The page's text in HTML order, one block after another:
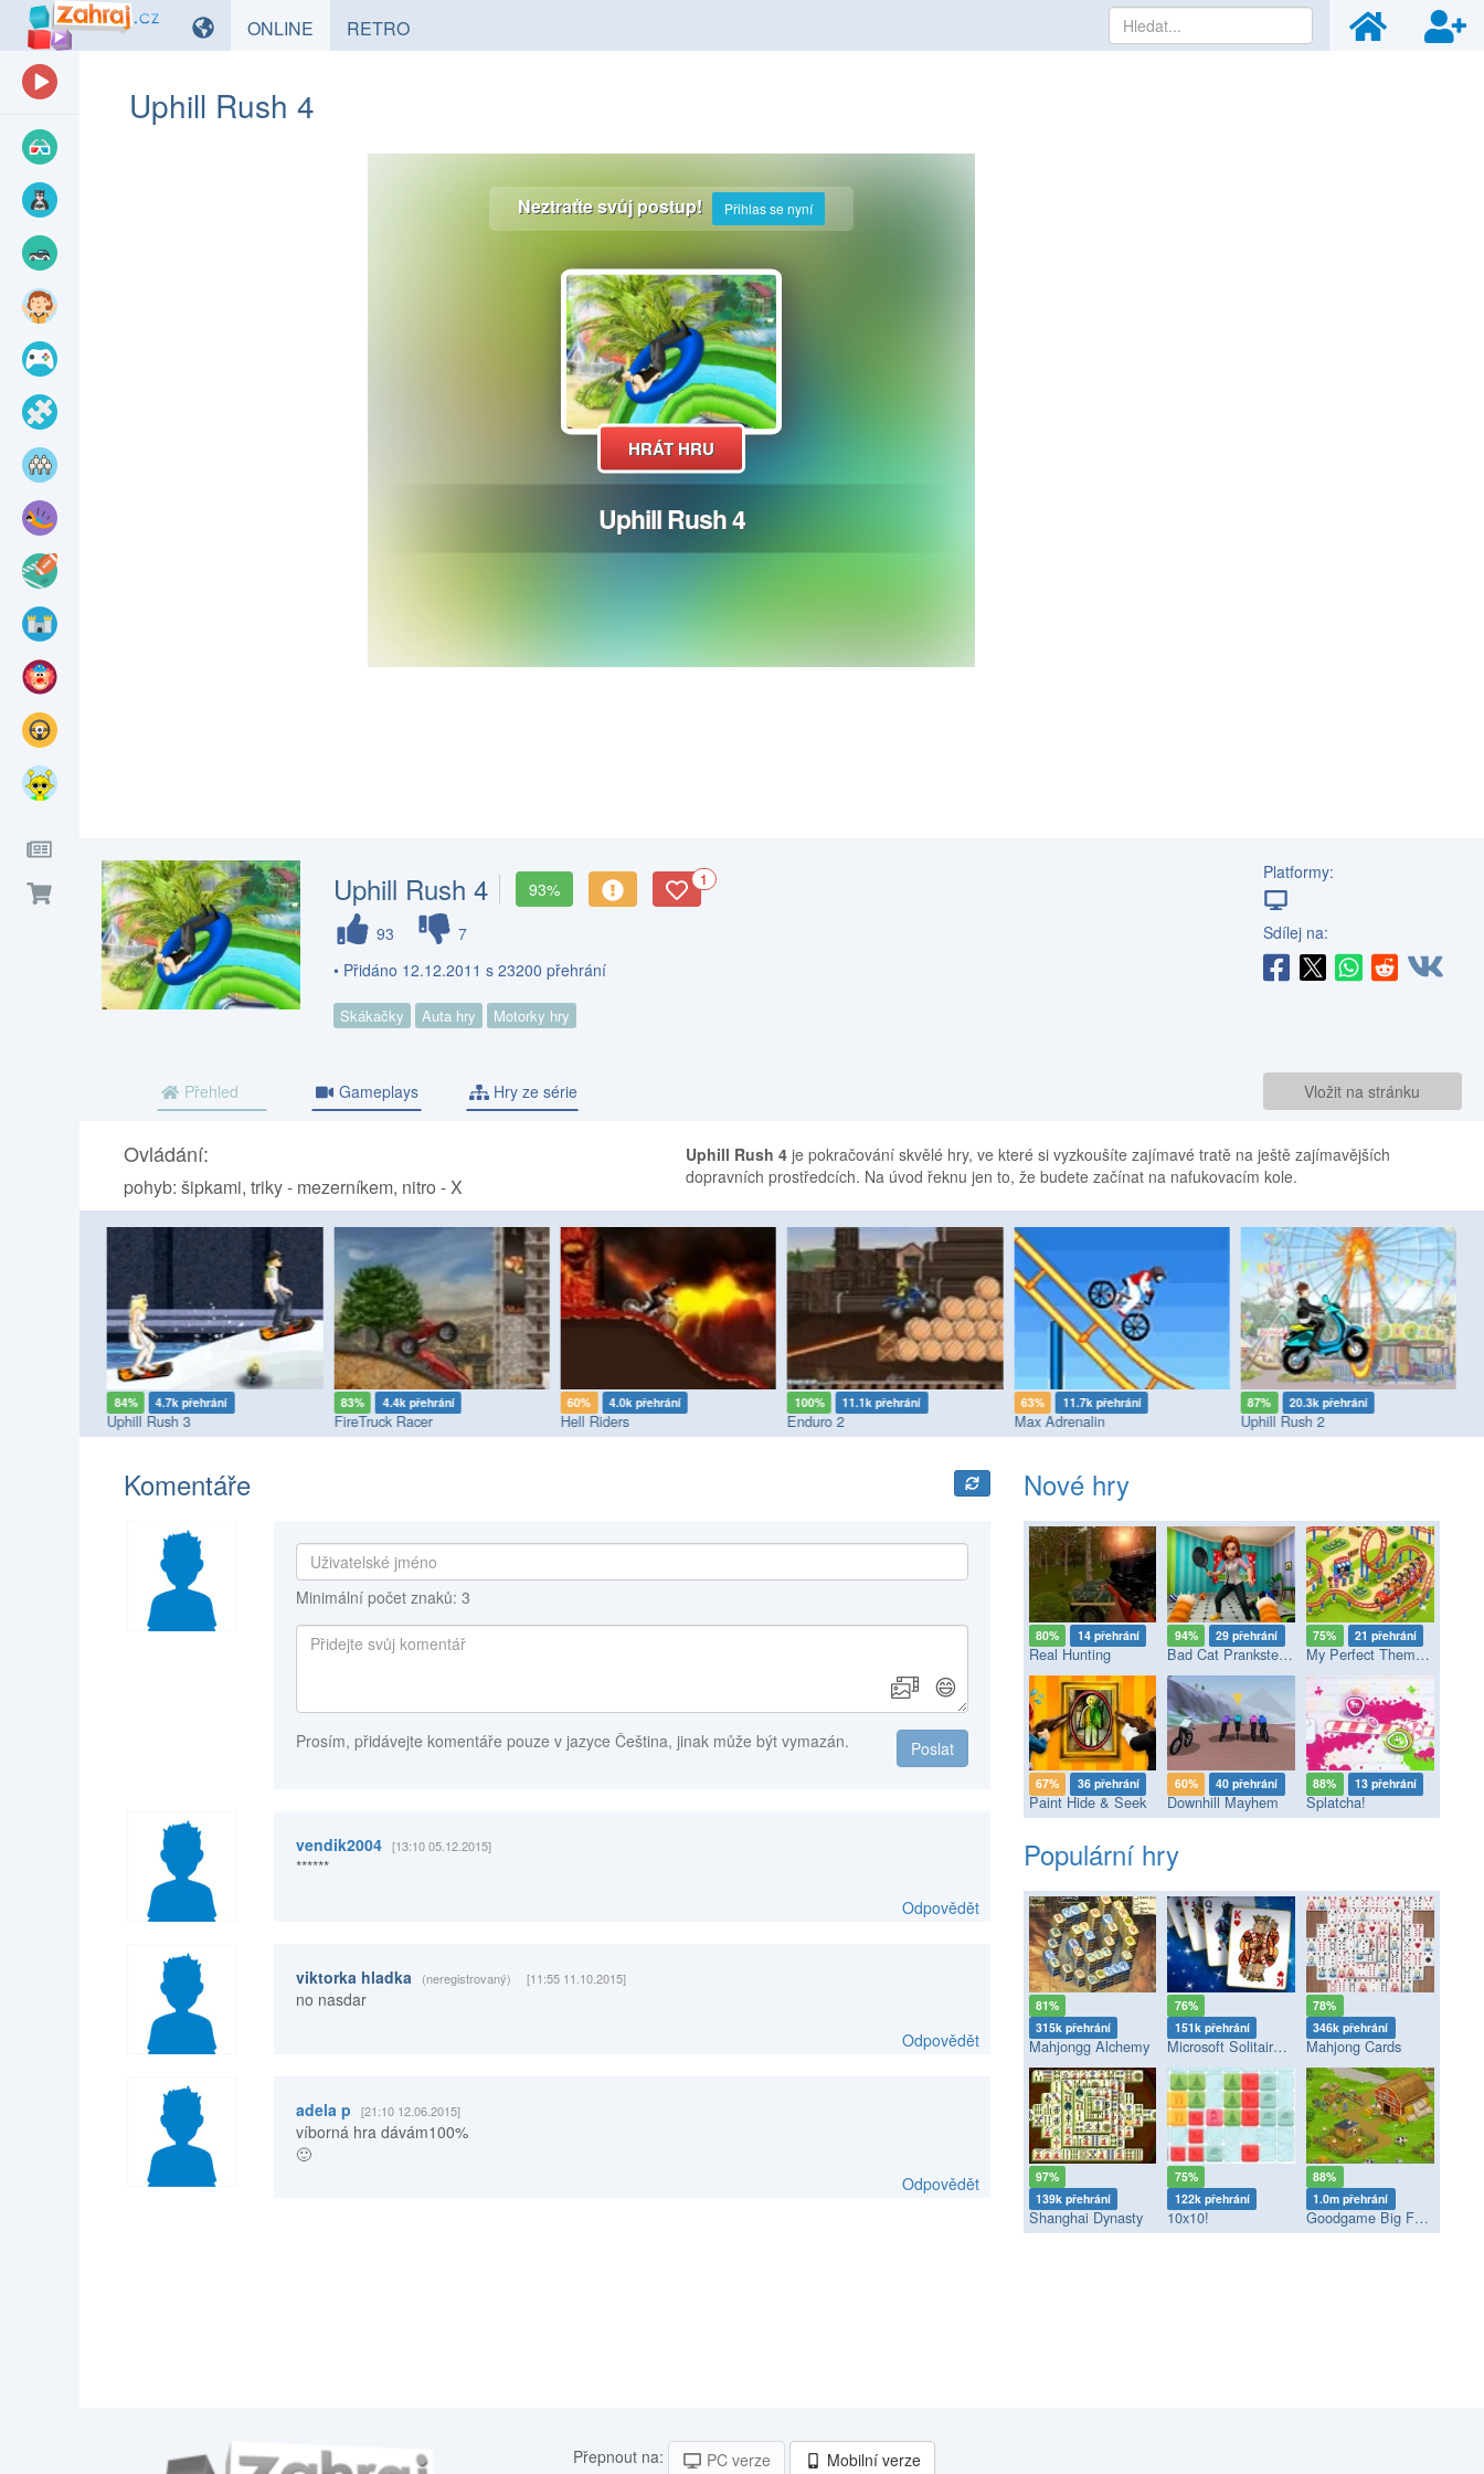
ONLINE HRYRETROHRY
Uphill Rush 4
Uphill Rush 4 93% 1
93
7
• Přidáno 12.12.2011 s 23200 přehrání
Skákačky Auta hry Motorky hry
Platformy:
Sdílej na:
Vložit na stránku
Přehled Gameplays Hry ze série
Ovládání:
pohyb: šipkami, triky - mezerníkem, nitro - X
Uphill Rush 4 je pokračování skvělé hry, ve které si vyzkoušíte zajímavé tratě na ještě zajímavějších
dopravních prostředcích. Na úvod řeknu jen to, že budete začínat na nafukovacím kole.
84% 4.7k přehrání
Uphill Rush 3
83% 4.4k přehrání
FireTruck Racer
60% 4.0k přehrání
Hell Riders
100% 11.1k přehrání
Enduro 2
63% 11.7k přehrání
Max Adrenalin
87% 20.3k přehrání
Uphill Rush 2
Komentáře
Minimální počet znaků: 3
😄
Poslat
Prosím, přidávejte komentáře pouze v jazyce Čeština, jinak může být vymazán.
vendik2004 [13:10 05.12.2015]
******
Odpovědět
viktorka hladka (neregistrovaný) [11:55 11.10.2015]
no nasdar
Odpovědět
adela p [21:10 12.06.2015]
víborná hra dávám100%
🙂
Odpovědět
Nové hry
80% 14 přehrání
Real Hunting
94% 29 přehrání
Bad Cat Prankster - Mom’s Return
75% 21 přehrání
My Perfect Theme Park
67% 36 přehrání
Paint Hide & Seek
60% 40 přehrání
Downhill Mayhem
88% 13 přehrání
Splatcha!
Populární hry
81%
315k přehrání
Mahjongg Alchemy
76%
151k přehrání
Microsoft Solitaire Collection
78%
346k přehrání
Mahjong Cards
97%
139k přehrání
Shanghai Dynasty
75%
122k přehrání
10x10!
88%
1.0m přehrání
Goodgame Big Farm
Přepnout na: PC verze Mobilní verze